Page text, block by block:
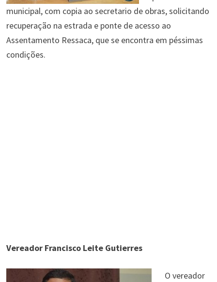
municipal, com copia ao secretario de obras, solicitando
recuperação na estrada e ponte de acesso ao
Assentamento Ressaca, que se encontra em péssimas
condições.
Vereador Francisco Leite Gutierres
O vereador